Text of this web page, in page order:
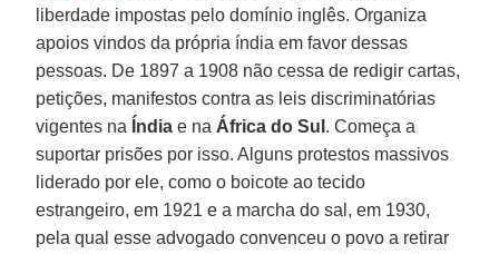
liberdade impostas pelo domínio inglês. Organiza
apoios vindos da própria índia em favor dessas
pessoas. De 1897 a 1908 não cessa de redigir cartas,
petições, manifestos contra as leis discriminatórias
vigentes na Índia e na África do Sul . Começa a
suportar prisões por isso. Alguns protestos massivos
liderado por ele, como o boicote ao tecido
estrangeiro, em 1921 e a marcha do sal, em 1930,
pela qual esse advogado convenceu o povo a retirar